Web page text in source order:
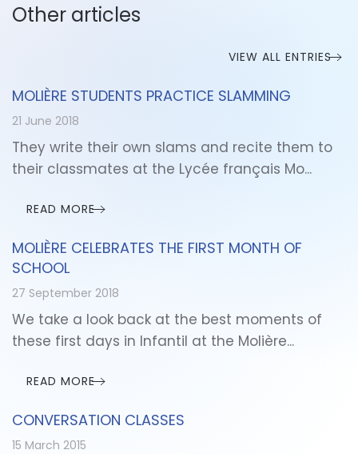
Other articles
VIEW ALL ENTRIES
MOLIÈRE STUDENTS PRACTICE SLAMMING
21 June 2018
They write their own slams and recite them to
their classmates at the Lycée français Mo...
READ MORE
MOLIÈRE CELEBRATES THE FIRST MONTH OF
SCHOOL
27 September 2018
We take a look back at the best moments of
these first days in Infantil at the Molière...
READ MORE
CONVERSATION CLASSES
15 March 2015